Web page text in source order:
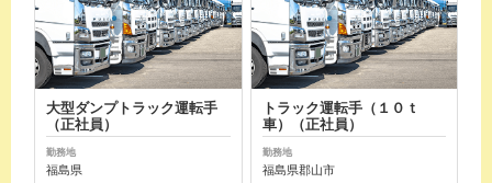
大型ダンプトラック運転手
（正社員）
勤務地
福島県
トラック運転手（１０ｔ
車）（正社員）
勤務地
福島県郡山市